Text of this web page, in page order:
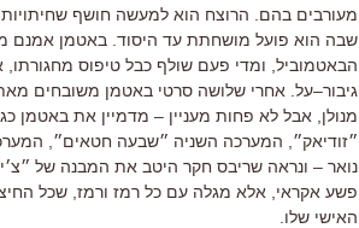
מעורבים בהם
הרוצח הוא למעשה חושף שחיתויות
שבה הוא פועל מושחתת עד היסוד באטמן אמנם
הבאטמוביל ומדי פעם שולף כבל טיפוס מחגורתו
גיבור–על אחרי שלושה סרטי באטמן משובחים מאת
מנולן
אבל לא פחות מעניין – מדמיין את באטמן
״זודיאק״
המערכה השניה ״שבעה חטאים״
נואר – ונראה שריבס חקר היטב את המבנה של
פשע אקראי
אלא מגלה עם כל רמז ורמז שכל
האישי שלו